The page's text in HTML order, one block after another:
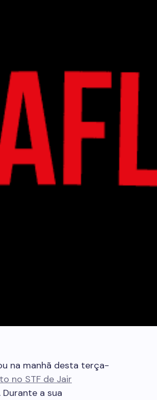
na manhã desta terça-
no STF de Jair
a sua